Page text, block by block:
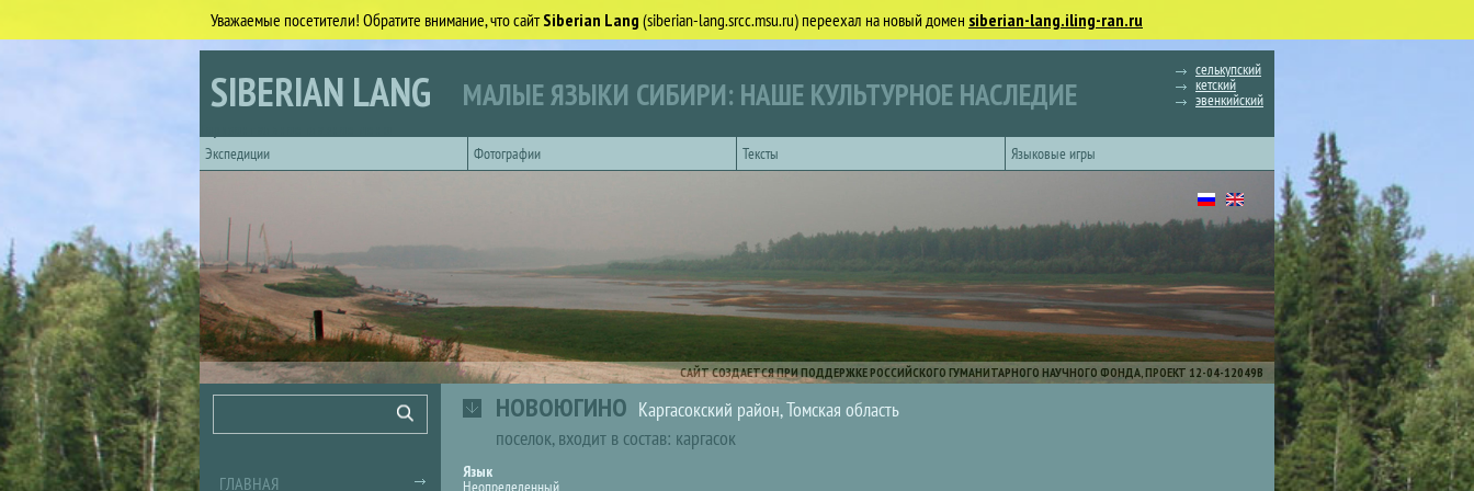
Уважаемые посетители! Обратите внимание, что сайтSiberian Lang (siberian-lang.srcc.msu.ru) переехал на новый домен siberian-lang.iling-ran.ru
SIBERIAN LANG МАЛЫЕ ЯЗЫКИ СИБИРИ: НАШЕ КУЛЬТУРНОЕ НАСЛЕДИЕ
селькупский
кетский
эвенкийский
Экспедиции
Фотографии Тексты Языковые игры
САЙТ СОЗДАЕТСЯ ПРИ ПОДДЕРЖКЕ РОССИЙСКОГО ГУМАНИТАРНОГО НАУЧНОГО ФОНДА, ПРОЕКТ 12-04-12049В
НОВОЮГИНО Каргасокский район,Томская область
поселок,входит в состав: каргасок
Язык
Неопределенный
Поиск
ГЛАВНАЯ